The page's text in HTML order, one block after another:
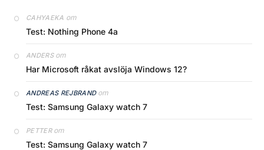
CAHYAEKA om
Test: Nothing Phone 4a
ANDERSom
Har Microsoft råkat avslöja Windows 12?
ANDREAS REJBRANDom
Test: Samsung Galaxy watch 7
PETTERom
Test: Samsung Galaxy watch 7